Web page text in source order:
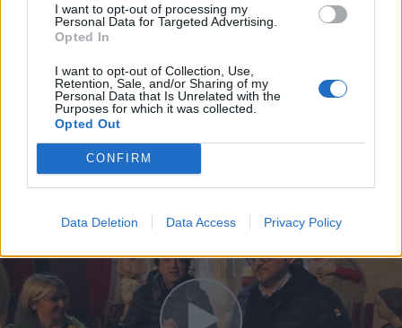
I want to opt-out of processing my
Personal Data for Targeted Advertising.
Opted In
I want to opt-out of Collection, Use,
Retention, Sale, and/or Sharing of my
Personal Data that Is Unrelated with the
Purposes for which it was collected.
Opted Out
CONFIRM
Data Deletion Data Access Privacy Policy
Viandanthe della Cultura: la
storia di Jemes e Pasqualina e
il bilancio della stagione
teatrale
La Redazione - gio 13 aprile 2023